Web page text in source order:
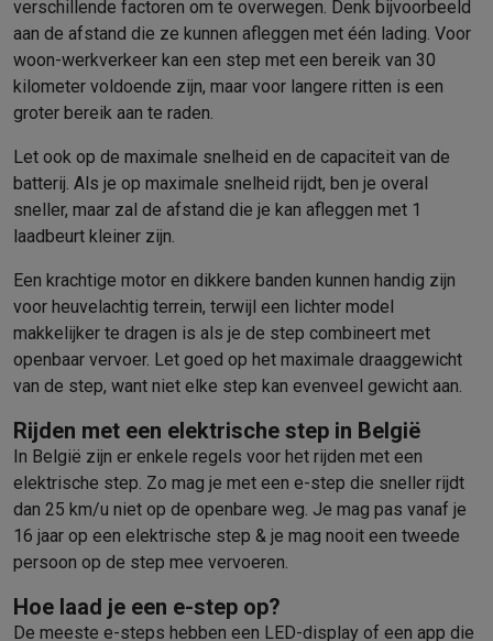
verschillende factoren om te overwegen. Denk bijvoorbeeld
aan de afstand die ze kunnen afleggen met één lading. Voor
woon-werkverkeer kan een step met een bereik van 30
kilometer voldoende zijn, maar voor langere ritten is een
groter bereik aan te raden.
Let ook op de maximale snelheid en de capaciteit van de
batterij. Als je op maximale snelheid rijdt, ben je overal
sneller, maar zal de afstand die je kan afleggen met 1
laadbeurt kleiner zijn.
Een krachtige motor en dikkere banden kunnen handig zijn
voor heuvelachtig terrein, terwijl een lichter model
makkelijker te dragen is als je de step combineert met
openbaar vervoer. Let goed op het maximale draaggewicht
van de step, want niet elke step kan evenveel gewicht aan.
Rijden met een elektrische step in België
In België zijn er enkele regels voor het rijden met een
elektrische step. Zo mag je met een e-step die sneller rijdt
dan 25 km/u niet op de openbare weg. Je mag pas vanaf je
16 jaar op een elektrische step & je mag nooit een tweede
persoon op de step mee vervoeren.
Hoe laad je een e-step op?
De meeste e-steps hebben een LED-display of een app die